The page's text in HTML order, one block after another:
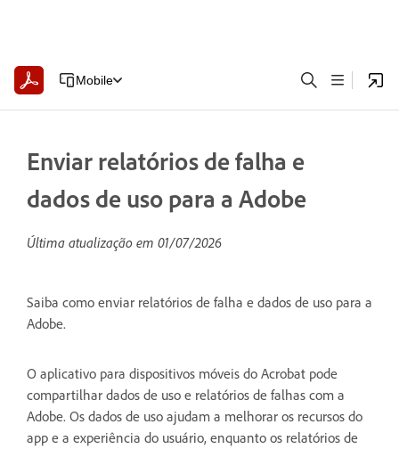
Mobile
Enviar relatórios de falha e
dados de uso para a Adobe
Última atualização em 01/07/2026
Saiba como enviar relatórios de falha e dados de uso para a
Adobe.
O aplicativo para dispositivos móveis do Acrobat pode
compartilhar dados de uso e relatórios de falhas com a
Adobe. Os dados de uso ajudam a melhorar os recursos do
app e a experiência do usuário, enquanto os relatórios de